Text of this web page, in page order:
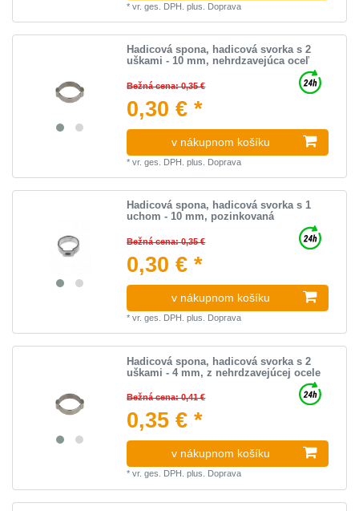
*vr. ges. DPH. plus. Doprava
Hadicová spona, hadicová svorka s 2
uškami - 10 mm, nehrdzavejúca oceľ
Bežná cena: 0,35 €
0,30 € *
v nákupnom košíku
*vr. ges. DPH. plus. Doprava
Hadicová spona, hadicová svorka s 1
uchom - 10 mm, pozinkovaná
Bežná cena: 0,35 €
0,30 € *
v nákupnom košíku
*vr. ges. DPH. plus. Doprava
Hadicová spona, hadicová svorka s 2
uškami - 4 mm, z nehrdzavejúcej ocele
Bežná cena: 0,41 €
0,35 € *
v nákupnom košíku
*vr. ges. DPH. plus. Doprava